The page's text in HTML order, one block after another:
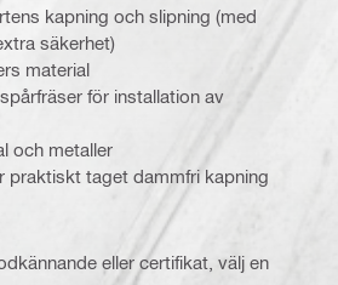
kapning och slipning (med
säkerhet)
material
för installation av
och metaller
praktiskt taget dammfri kapning
eller certifikat, välj en